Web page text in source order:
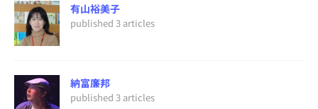
有山裕美子
published 3 articles
納富廉邦
published 3 articles